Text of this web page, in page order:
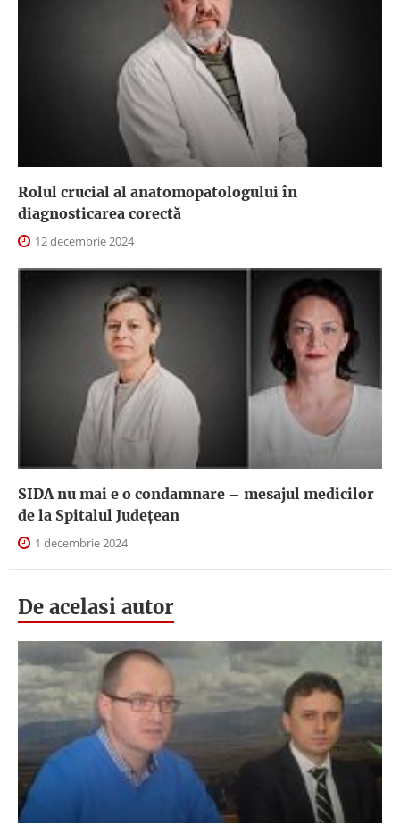
Rolul crucial al anatomopatologului în
diagnosticarea corectă
12 decembrie 2024
SIDA nu mai e o condamnare – mesajul medicilor
de la Spitalul Județean
1 decembrie 2024
De acelasi autor